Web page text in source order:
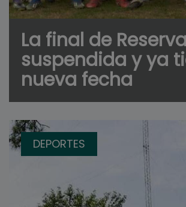
La final de
suspendida y ya
nueva fecha
DEPORTES